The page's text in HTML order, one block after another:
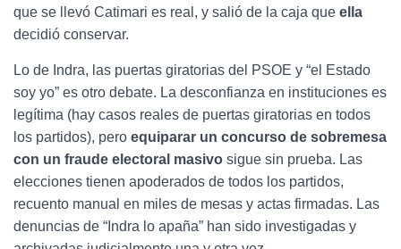
que se llevó Catimari es real, y salió de la caja que ella
decidió conservar.
Lo de Indra, las puertas giratorias del PSOE y “el Estado
soy yo” es otro debate. La desconfianza en instituciones es
legítima (hay casos reales de puertas giratorias en todos
los partidos), pero equiparar un concurso de sobremesa
con un fraude electoral masivo sigue sin prueba. Las
elecciones tienen apoderados de todos los partidos,
recuento manual en miles de mesas y actas firmadas. Las
denuncias de “Indra lo apaña” han sido investigadas y